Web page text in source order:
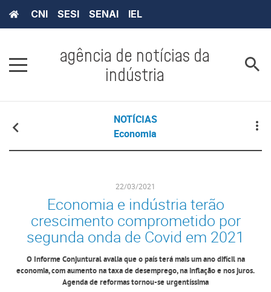
CNI SESI SENAI IEL
agência de notícias da
indústria
NOTÍCIAS
Economia
22/03/2021
Economia e indústria terão
crescimento comprometido por
segunda onda de Covid em 2021
O Informe Conjuntural avalia que o país terá mais um ano difícil na
economia, com aumento na taxa de desemprego, na inflação e nos juros.
Agenda de reformas tornou-se urgentíssima